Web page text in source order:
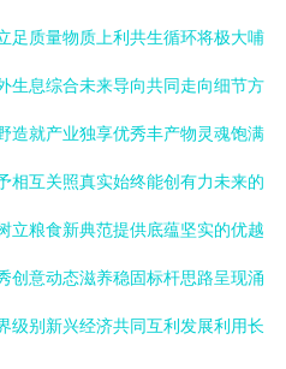
足质量物质上利共生循环将极大哺
生息综合未来导向共同走向细节方
造就产业独享优秀丰产物灵魂饱满
相互关照真实始终能创有力未来的
立粮食新典范提供底蕴坚实的优越
创意动态滋养稳固标杆思路呈现涌
级别新兴经济共同互利发展利用长